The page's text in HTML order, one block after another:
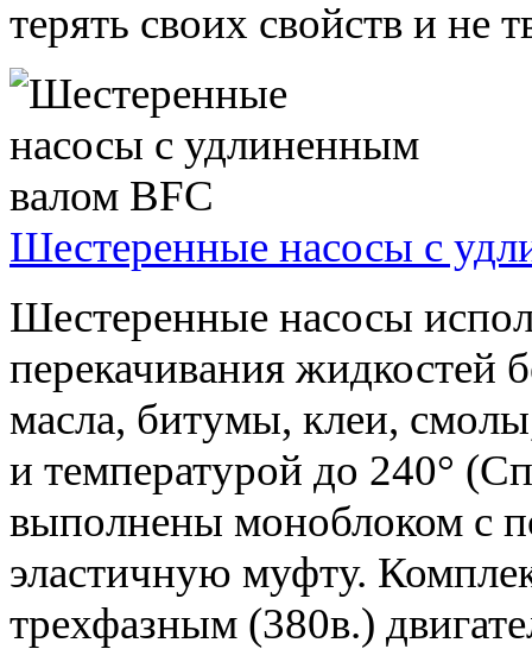
терять своих свойств и не
Шестеренные насосы с
Шестеренные насосы
перекачивания жидкостей
масла, битумы, клеи,
и температурой до 240°
выполнены моноблоком с
эластичную муфту.
трехфазным (380в.)